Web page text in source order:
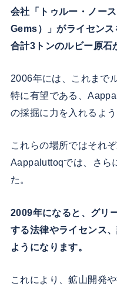
会社「トゥルー・ノー
Gems）」がライセン
合計3トンのルビー原石
2006年には、これまで
特に有望である、
の採掘に力を入れるよう
これらの場所ではそれ
Aappaluttoqでは、さら
た。
2009年になると、グリ
する法律やライセンス
ようになります。
これにより、鉱山開発